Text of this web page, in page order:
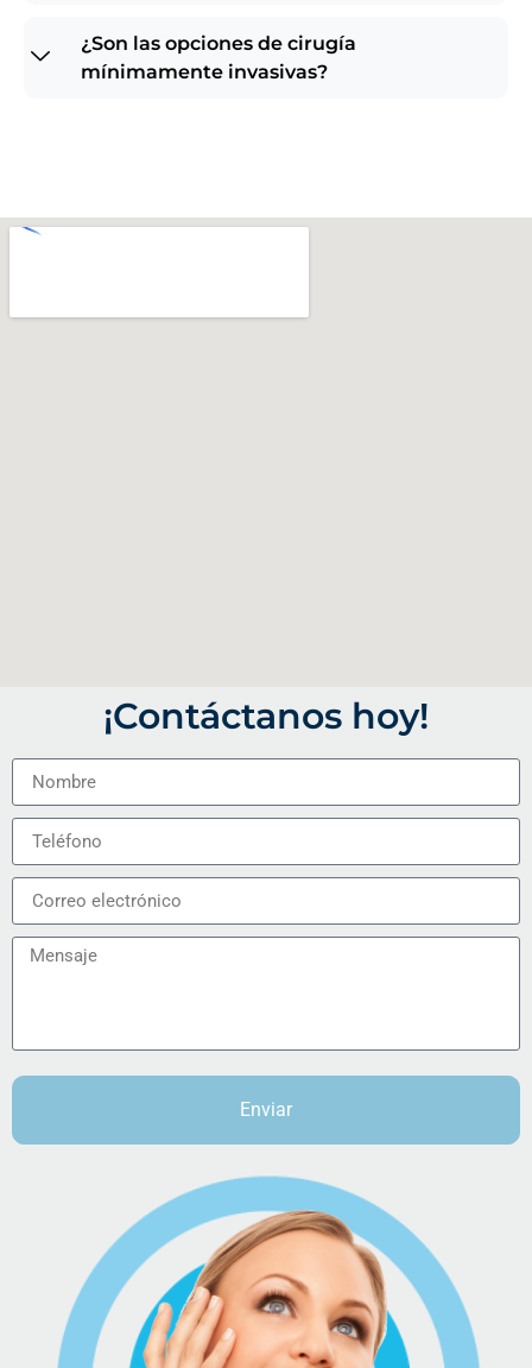
¿Son las opciones de cirugía
mínimamente invasivas?
¡Contáctanos hoy!
Enviar